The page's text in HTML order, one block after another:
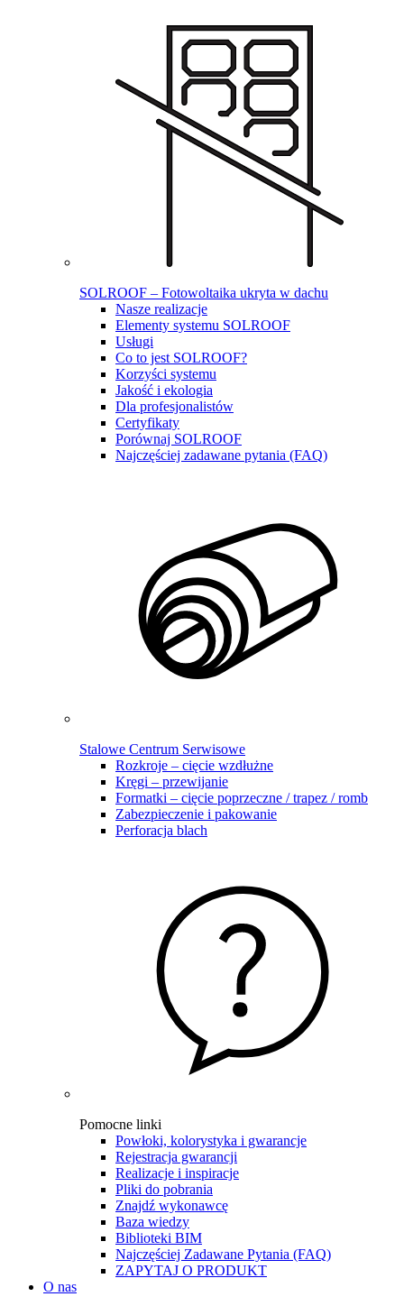
SOLROOF – Fotowoltaika ukryta w dachu
Nasze realizacje
Elementy systemu SOLROOF
Usługi
Co to jest SOLROOF?
Korzyści systemu
Jakość i ekologia
Dla profesjonalistów
Certyfikaty
Porównaj SOLROOF
Najczęściej zadawane pytania (FAQ)
Stalowe Centrum Serwisowe
Rozkroje – cięcie wzdłużne
Kręgi – przewijanie
Formatki – cięcie poprzeczne / trapez / romb
Zabezpieczenie i pakowanie
Perforacja blach
Pomocne linki
Powłoki, kolorystyka i gwarancje
Rejestracja gwarancji
Realizacje i inspiracje
Pliki do pobrania
Znajdź wykonawcę
Baza wiedzy
Biblioteki BIM
Najczęściej Zadawane Pytania (FAQ)
ZAPYTAJ O PRODUKT
O nas